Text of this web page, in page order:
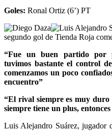
Goles: Ronal Ortiz (6’) PT
segundo gol de Tienda Roja
“Fue un buen partido por
tuvimos bastante el control
comenzamos un poco
encuentro”
“El rival siempre es muy duro
siempre tiene un plus,
Luis Alejandro Suárez, jugador